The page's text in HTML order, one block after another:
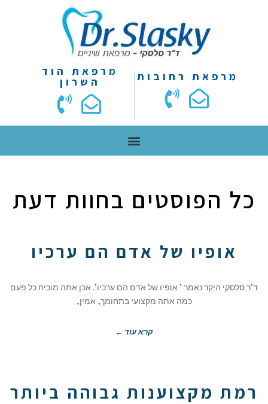
מרפאת הוד
השרון מרפאת רחובות
כל הפוסטים בחוות דעת
אופיו של אדם הם ערכיו
ד"ר סלסקי היקר נאמר " אופיו של אדם הם ערכיו". אכן אתה מוכיח כל פעם
כמה אתה מקצועי בתחומך, אמין,
קרא עוד ←
רמת מקצוענות גבוהה ביותר